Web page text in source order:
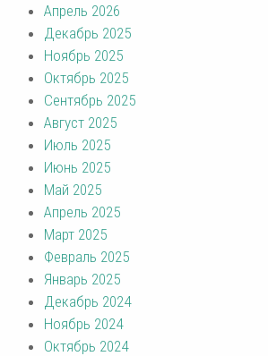
Апрель 2026
Декабрь 2025
Ноябрь 2025
Октябрь 2025
Сентябрь 2025
Август 2025
Июль 2025
Июнь 2025
Май 2025
Апрель 2025
Март 2025
Февраль 2025
Январь 2025
Декабрь 2024
Ноябрь 2024
Октябрь 2024